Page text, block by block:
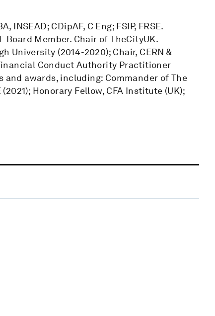
INSEAD; CDipAF, C Eng; FSIP, FRSE.
Member. Chair of TheCityUK.
University (2014-2020); Chair, CERN &
Conduct Authority Practitioner
and awards, including: Commander of The
Honorary Fellow, CFA Institute (UK);